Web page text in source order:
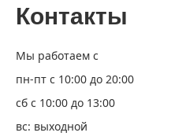
Контакты
Мы работаем с
пн-пт с 10:00 до 20:00
сб с 10:00 до 13:00
вс: выходной